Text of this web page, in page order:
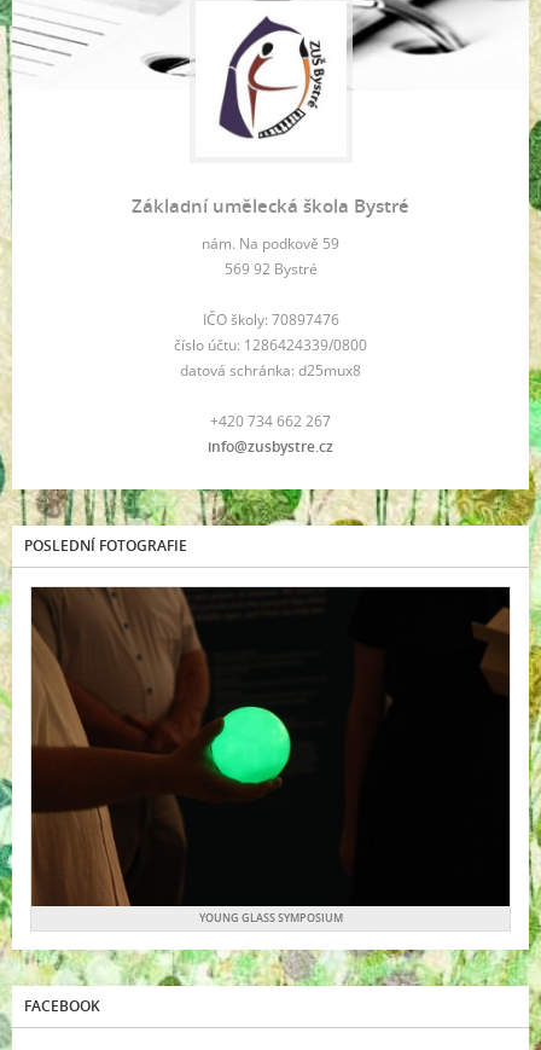
Základní umělecká škola Bystré
nám. Na podkově 59
569 92 Bystré
IČO školy: 70897476
číslo účtu: 1286424339/0800
datová schránka: d25mux8
+420 734 662 267
info@zusbystre.cz
POSLEDNÍ FOTOGRAFIE
YOUNG GLASS SYMPOSIUM
FACEBOOK